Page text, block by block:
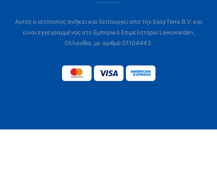
Αυτός ο ιστότοπος ανήκει και λειτουργεί από την EasyTerra B.V. και
είναι εγγεγραμμένος στο Εμπορικό Επιμελητήριο Leeuwarden,
Ολλανδία, με αριθμό 01104443.